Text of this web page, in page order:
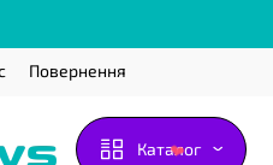
Повернення
Каталог